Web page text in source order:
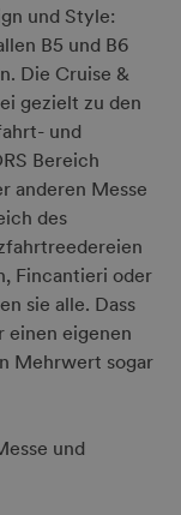
und Style:
B5 und B6
Die Cruise &
gezielt zu den
und
Bereich
anderen Messe
des
Fincantieri oder
sie alle. Dass
einen eigenen
Mehrwert sogar
und